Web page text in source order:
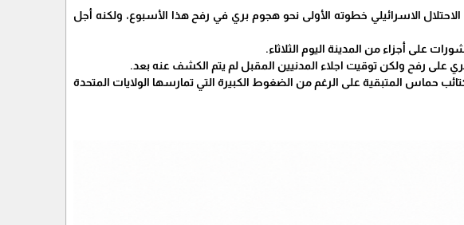
الاسرائيلي خطوته الأولى نحو هجوم بري في رفح هذا الأسبوع، ولكنه أجل
على أجزاء من المدينة اليوم الثلاثاء.
رفح ولكن توقيت اجلاء المدنيين المقبل لم يتم الكشف عنه بعد.
حماس المتبقية على الرغم من الضغوط الكبيرة التي تمارسها الولايات المتحدة